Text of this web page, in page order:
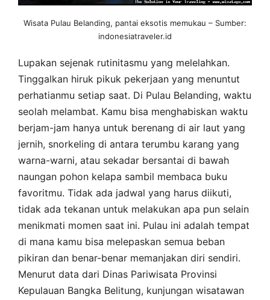
Wisata Pulau Belanding, pantai eksotis memukau – Sumber:
indonesiatraveler.id
Lupakan sejenak rutinitasmu yang melelahkan.
Tinggalkan hiruk pikuk pekerjaan yang menuntut
perhatianmu setiap saat. Di Pulau Belanding, waktu
seolah melambat. Kamu bisa menghabiskan waktu
berjam-jam hanya untuk berenang di air laut yang
jernih, snorkeling di antara terumbu karang yang
warna-warni, atau sekadar bersantai di bawah
naungan pohon kelapa sambil membaca buku
favoritmu. Tidak ada jadwal yang harus diikuti,
tidak ada tekanan untuk melakukan apa pun selain
menikmati momen saat ini. Pulau ini adalah tempat
di mana kamu bisa melepaskan semua beban
pikiran dan benar-benar memanjakan diri sendiri.
Menurut data dari Dinas Pariwisata Provinsi
Kepulauan Bangka Belitung, kunjungan wisatawan